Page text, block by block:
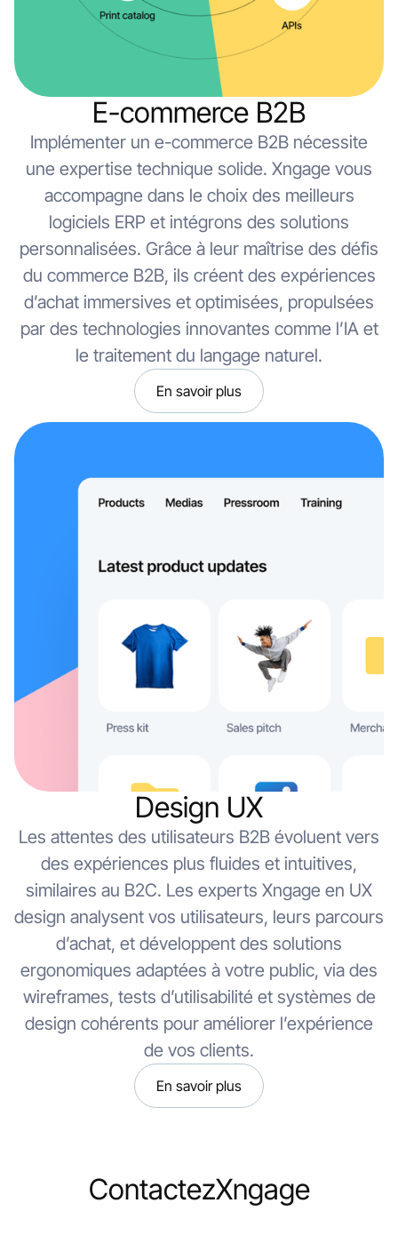
E-commerce B2B
Implémenter un e-commerce B2B nécessite
une expertise technique solide. Xngage vous
accompagne dans le choix des meilleurs
logiciels ERP et intégrons des solutions
personnalisées. Grâce à leur maîtrise des défis
du commerce B2B, ils créent des expériences
d’achat immersives et optimisées, propulsées
par des technologies innovantes comme l’IA et
le traitement du langage naturel.
En savoir plus
Design UX
Les attentes des utilisateurs B2B évoluent vers
des expériences plus fluides et intuitives,
similaires au B2C. Les experts Xngage en UX
design analysent vos utilisateurs, leurs parcours
d’achat, et développent des solutions
ergonomiques adaptées à votre public, via des
wireframes, tests d’utilisabilité et systèmes de
design cohérents pour améliorer l’expérience
de vos clients.
En savoir plus
ContactezXngage